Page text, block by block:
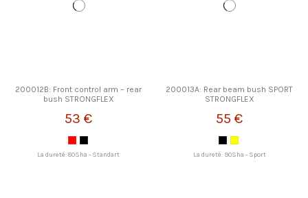
200012B: Front control arm – rear
bush STRONGFLEX
53 €
La dureté: 80Sha - Standart
200013A: Rear beam bush SPORT
STRONGFLEX
55 €
La dureté: 90Sha - Sport